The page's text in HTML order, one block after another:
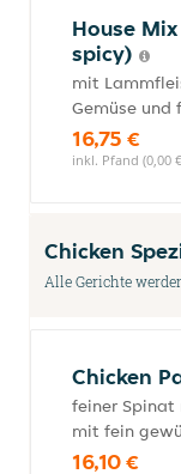
House
spicy)
mit
Gemüse und
16,75 €
inkl. Pfand (0,00
Chicken
Alle Gerichte
Chicken
feiner Spinat
mit fein
16,10 €